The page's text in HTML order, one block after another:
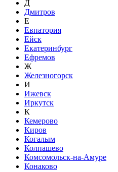
Д
Дмитров
Е
Евпатория
Ейск
Екатеринбург
Ефремов
Ж
Железногорск
И
Ижевск
Иркутск
К
Кемерово
Киров
Когалым
Колпашево
Комсомольск-на-Амуре
Конаково